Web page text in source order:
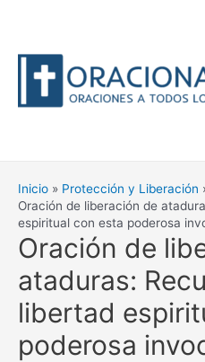
Inicio
Protección y Liberación
Oración de liberación de
espiritual con esta poderosa
Oración de
ataduras:
libertad
poderosa